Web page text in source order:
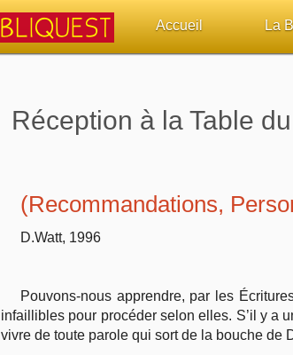
Accueil
Quoi de neuf sur
Librairies, éditeurs
Outils
La
Au
Réception à la Table
(Recommandations,
D.Watt, 1996
Pouvons-nous apprendre, par les
infaillibles pour procéder selon elles. S’il y a
vivre de toute parole qui sort de la bouche de